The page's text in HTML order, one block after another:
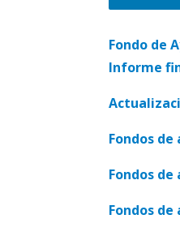
Fondo de
Informe
Fondos de
Fondos
Fondos